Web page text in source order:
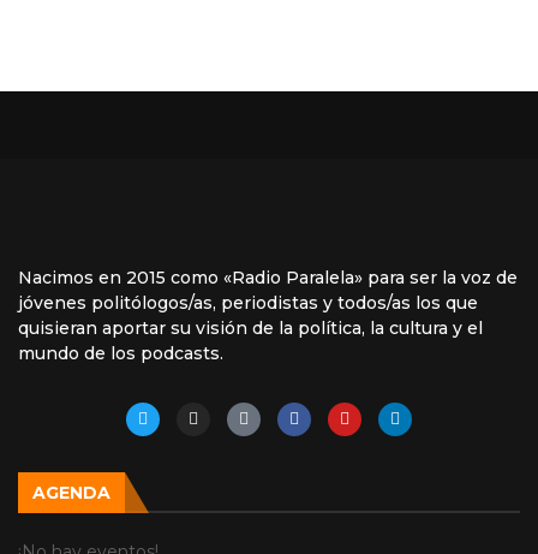
Nacimos en 2015 como «Radio Paralela» para ser la voz de
jóvenes politólogos/as, periodistas y todos/as los que
quisieran aportar su visión de la política, la cultura y el
mundo de los podcasts.
AGENDA